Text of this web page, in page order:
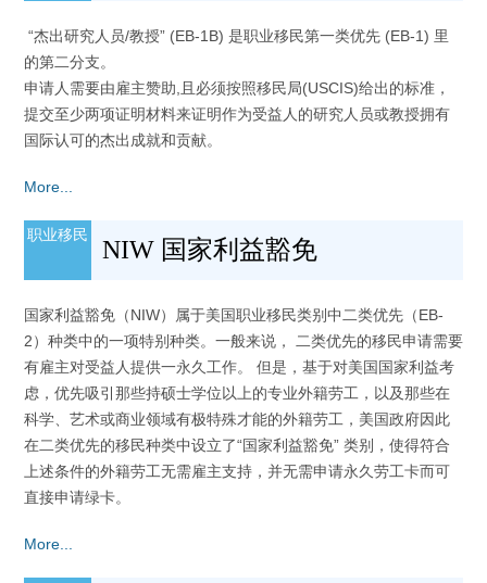
“杰出研究人员/教授” (EB-1B) 是职业移民第一类优先 (EB-1) 里
的第二分支。
申请人需要由雇主赞助,且必须按照移民局(USCIS)给出的标准，
提交至少两项证明材料来证明作为受益人的研究人员或教授拥有
国际认可的杰出成就和贡献。
More...
职业移民
NIW 国家利益豁免
国家利益豁免（NIW）属于美国职业移民类别中二类优先（EB-
2）种类中的一项特别种类。一般来说， 二类优先的移民申请需要
有雇主对受益人提供一永久工作。 但是，基于对美国国家利益考
虑，优先吸引那些持硕士学位以上的专业外籍劳工，以及那些在
科学、艺术或商业领域有极特殊才能的外籍劳工，美国政府因此
在二类优先的移民种类中设立了“国家利益豁免” 类别，使得符合
上述条件的外籍劳工无需雇主支持，并无需申请永久劳工卡而可
直接申请绿卡。
More...